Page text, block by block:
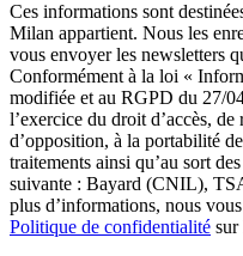
Ces informations sont
Milan appartient. Nous les
vous envoyer les newsletters
Conformément à la loi «
modifiée et au RGPD du 27/
l’exercice du droit d’accès,
d’opposition, à la portabilité
traitements ainsi qu’au sort
suivante : Bayard (CNIL),
plus d’informations, nous
Politique de confidentialité sur